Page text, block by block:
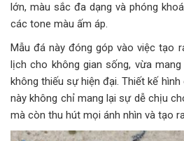
lớn, màu sắc đa dạng và phóng
các tone màu ấm áp.
Mẫu đá này đóng góp vào việc tạo
lịch cho không gian sống, vừa
không thiếu sự hiện đại. Thiết kế
này không chỉ mang lại sự dễ chịu
mà còn thu hút mọi ánh nhìn và tạo